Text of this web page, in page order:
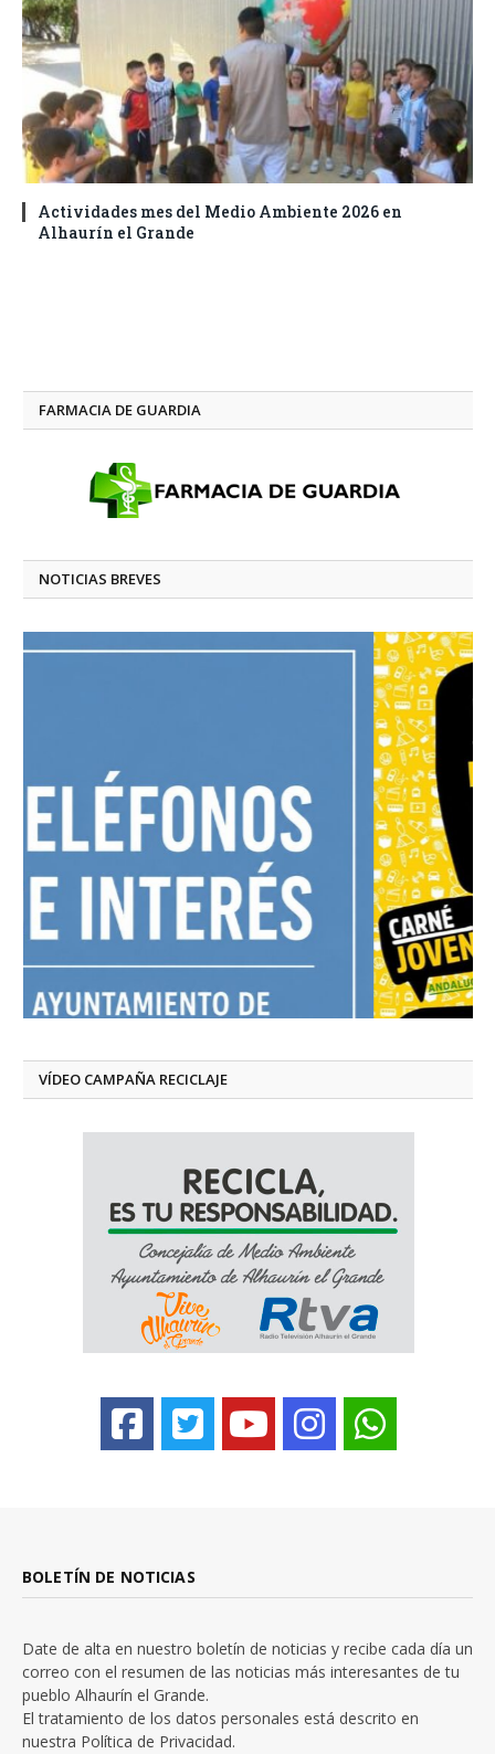
Actividades mes del Medio Ambiente 2026 en
Alhaurín el Grande
FARMACIA DE GUARDIA
NOTICIAS BREVES
VÍDEO CAMPAÑA RECICLAJE
BOLETÍN DE NOTICIAS
Date de alta en nuestro boletín de noticias y recibe cada día un
correo con el resumen de las noticias más interesantes de tu
pueblo Alhaurín el Grande.
El tratamiento de los datos personales está descrito en
nuestra Política de Privacidad.